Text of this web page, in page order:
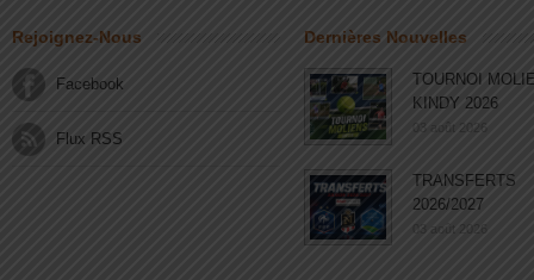
Rejoignez-Nous
Facebook
Flux RSS
Dernières Nouvelles
TOURNOI
KINDY 2026
03 août 2026
TRANSFERTS
2026/2027
03 août 2026